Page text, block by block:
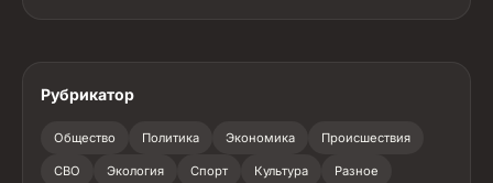
Рубрикатор
Общество Политика Экономика Происшествия
СВО Экология Спорт Культура Разное